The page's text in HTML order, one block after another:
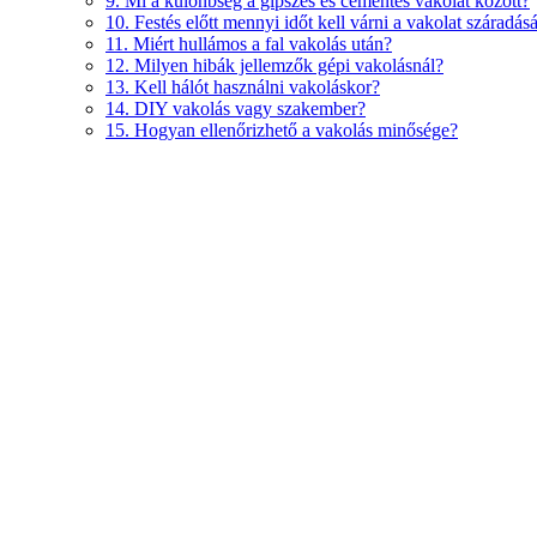
10. Festés előtt mennyi időt kell várni a vakolat
11. Miért hullámos a fal vakolás után?
12. Milyen hibák jellemzők gépi vakolásnál?
13. Kell hálót használni vakoláskor?
14. DIY vakolás vagy szakember?
15. Hogyan ellenőrizhető a vakolás minősége?